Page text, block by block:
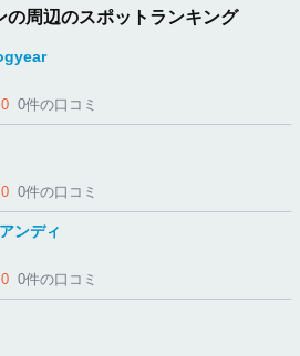
の周辺のスポットランキング
0件の口コミ
0件の口コミ
ンディ
0件の口コミ